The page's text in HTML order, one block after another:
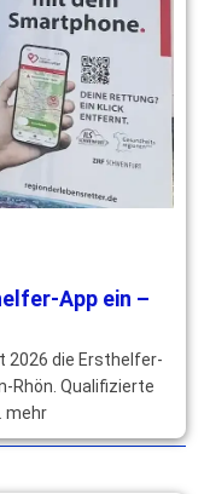
App ein –
2026 die Ersthelfer-
Rhön. Qualifizierte
mehr